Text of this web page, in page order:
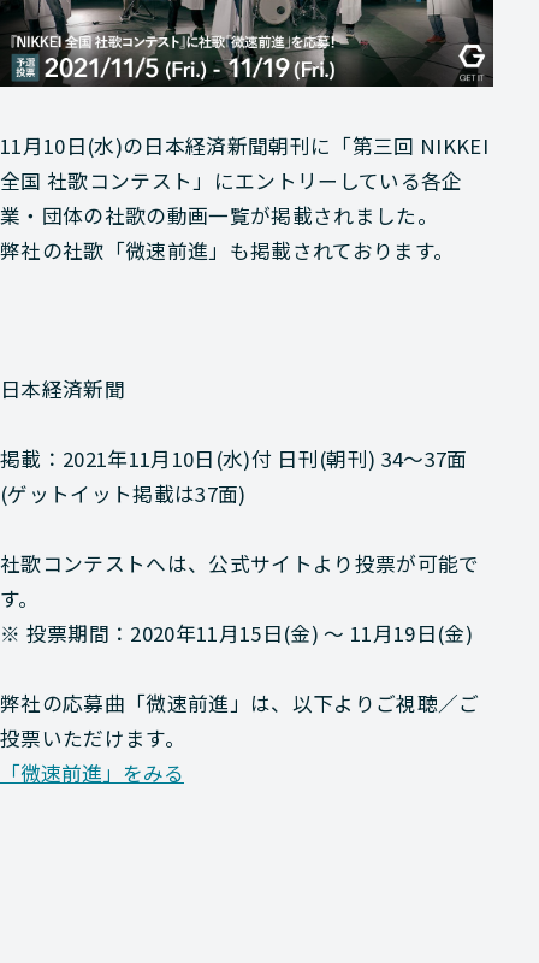
11月10日(水)の日本経済新聞朝刊に「第三回 NIKKEI
全国 社歌コンテスト」にエントリーしている各企
業・団体の社歌の動画一覧が掲載されました。
弊社の社歌「微速前進」も掲載されております。
日本経済新聞
掲載：2021年11月10日(水)付 日刊(朝刊) 34～37面
(ゲットイット掲載は37面)
社歌コンテストへは、公式サイトより投票が可能で
す。
※ 投票期間：2020年11月15日(金) ～ 11月19日(金)
弊社の応募曲「微速前進」は、以下よりご視聴／ご
投票いただけます。
「微速前進」をみる